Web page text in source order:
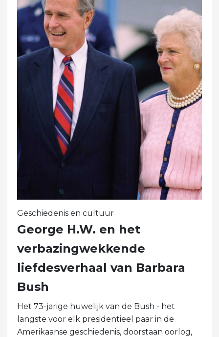
Geschiedenis en cultuur
George H.W. en het
verbazingwekkende
liefdesverhaal van Barbara
Bush
Het 73-jarige huwelijk van de Bush - het
langste voor elk presidentieel paar in de
Amerikaanse geschiedenis, doorstaan ​​oorlog,